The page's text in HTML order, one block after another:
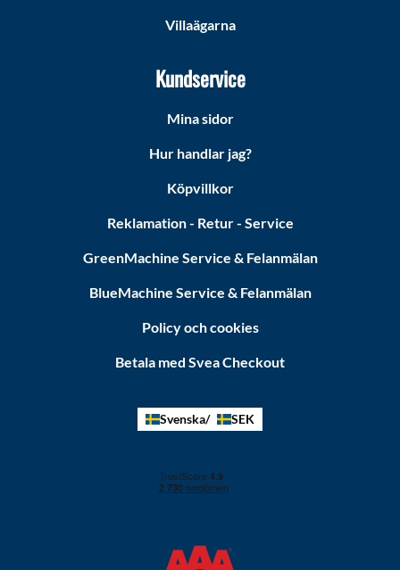
Villaägarna
Kundservice
Mina sidor
Hur handlar jag?
Köpvillkor
Reklamation - Retur - Service
GreenMachine Service & Felanmälan
BlueMachine Service & Felanmälan
Policy och cookies
Betala med Svea Checkout
Svenska SEK